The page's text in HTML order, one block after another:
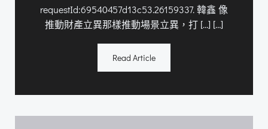
requestId:69540457d13c53.26159337. 韓鑫 像
推動財產立異那樣推動場景立異，打 […] […]
Read Article